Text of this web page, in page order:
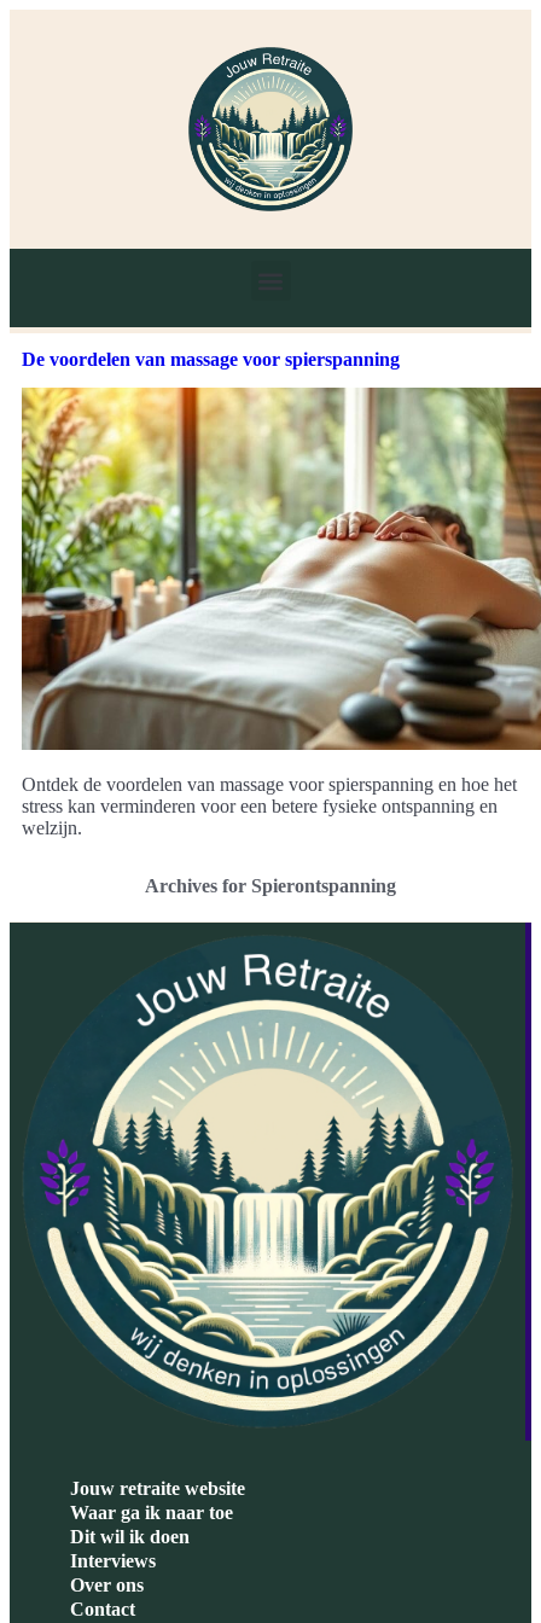
De voordelen van massage voor spierspanning
Ontdek de voordelen van massage voor spierspanning en hoe het
stress kan verminderen voor een betere fysieke ontspanning en
welzijn.
Archives for Spierontspanning
Jouw retraite website
Waar ga ik naar toe
Dit wil ik doen
Interviews
Over ons
Contact